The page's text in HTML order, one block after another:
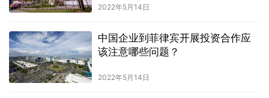
2022年5月14日
中国企业到菲律宾开展投资合作应
该注意哪些问题？
2022年5月14日